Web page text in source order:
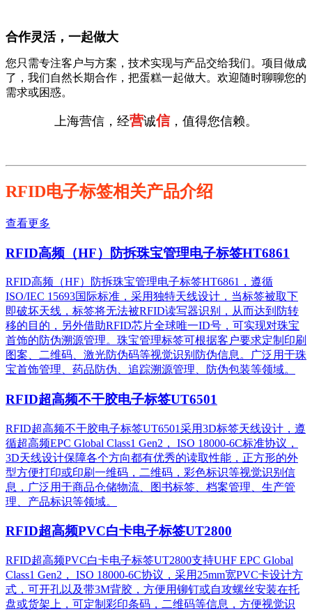
合作灵活，一起做大
您只需专注客户与方案，技术实现与产品交给我们。项目做成
了，我们自然长期合作，把蛋糕一起做大。欢迎随时聊聊您的
需求或困惑。
上海营信，经营诚信，值得您信赖。
RFID电子标签相关产品介绍
查看更多
RFID高频（HF）防拆珠宝管理电子标签HT6861
RFID高频（HF）防拆珠宝管理电子标签HT6861，遵循
ISO/IEC 15693国际标准，采用独特天线设计，当标签被取下
即破坏天线，标签将无法被RFID读写器识别，从而达到防转
移的目的，另外借助RFID芯片全球唯一ID号，可实现对珠宝
首饰的防伪溯源管理。珠宝管理标签可根据客户要求定制印刷
图案、二维码、激光防伪码等视觉识别防伪信息。广泛用于珠
宝首饰管理、药品防伪、追踪溯源管理、防伪包装等领域。
RFID超高频不干胶电子标签UT6501
RFID超高频不干胶电子标签UT6501采用3D标签天线设计，遵
循超高频EPC Global Class1 Gen2， ISO 18000-6C标准协议，
3D天线设计保障各个方向都有优秀的读取性能，正方形的外
型方便打印或印刷一维码，二维码，彩色标识等视觉识别信
息，广泛用于商品仓储物流、图书标签、档案管理、生产管
理、产品标识等领域。
RFID超高频PVC白卡电子标签UT2800
RFID超高频PVC白卡电子标签UT2800支持UHF EPC Global
Class1 Gen2， ISO 18000-6C协议，采用25mm宽PVC卡设计方
式，可开孔以及带3M背胶，方便用铆钉或自攻螺丝安装在托
盘或货架上，可定制彩印条码，二维码等信息，方便视觉识